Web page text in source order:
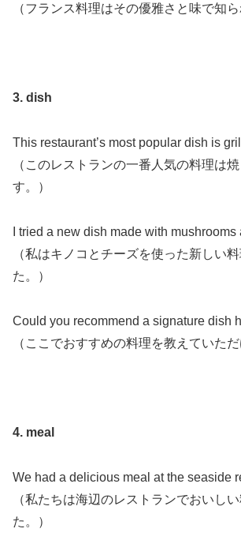
（フランス料理はその優雅さと味で知ら
3. dish
This restaurant’s most popular dish is
（このレストランの一番人気の料理は
す。）
I tried a new dish made with mushrooms
（私はキノコとチーズを使った新しい
た。）
Could you recommend a signature dish
（ここでおすすめの料理を教えていただ
4. meal
We had a delicious meal at the seaside
（私たちは海辺のレストランでおいし
た。）